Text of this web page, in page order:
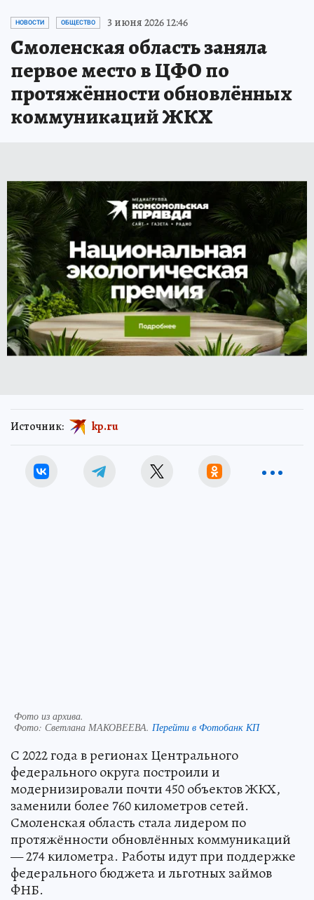
НОВОСТИ ОБЩЕСТВО 3 июня 2026 12:46
Смоленская область заняла
первое место в ЦФО по
протяжённости обновлённых
коммуникаций ЖКХ
Источник: kp.ru
Фото из архива.
Фото: Светлана МАКОВЕЕВА. Перейти в Фотобанк КП
С 2022 года в регионах Центрального
федерального округа построили и
модернизировали почти 450 объектов ЖКХ,
заменили более 760 километров сетей.
Смоленская область стала лидером по
протяжённости обновлённых коммуникаций
— 274 километра. Работы идут при поддержке
федерального бюджета и льготных займов
ФНБ.